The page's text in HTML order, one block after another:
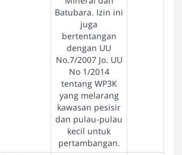
Batubara. Izin ini
juga
bertentangan
dengan UU
No.7/2007 Jo. UU
No 1/2014
tentang WP3K
yang melarang
kawasan pesisir
dan pulau-pulau
kecil untuk
pertambangan.